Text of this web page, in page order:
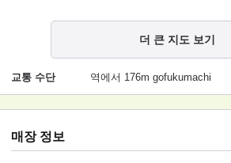
더 큰 지도 보기
교통 수단 역에서 176m gofukumachi
매장 정보